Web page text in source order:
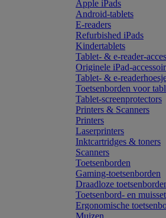
Apple iPads
Android-tablets
E-readers
Refurbished iPads
Kindertablets
Tablet- & e-reader-
Originele iPad-
Tablet- & e-
Toetsenborden voor
Tablet-screenprotectors
Printers & Scanners
Printers
Laserprinters
Inktcartridges & toners
Scanners
Toetsenborden
Gaming-toetsenborden
Draadloze
Toetsenbord- en
Ergonomische